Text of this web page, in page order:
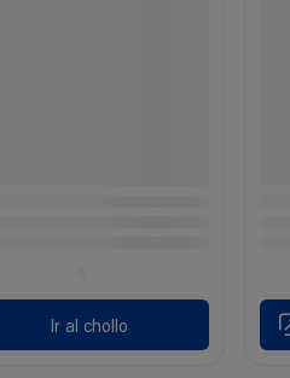
Ir al chollo